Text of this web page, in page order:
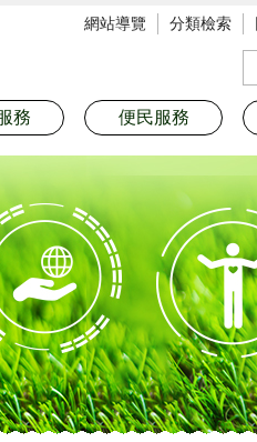
網站導覽 分類檢索
務 便民服務